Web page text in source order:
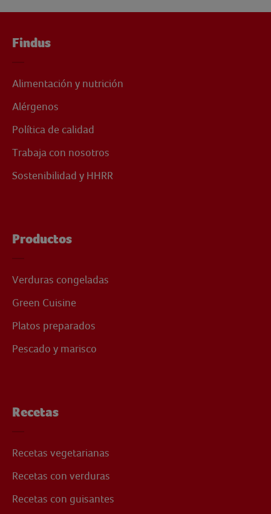
Findus
Alimentación y nutrición
Alérgenos
Política de calidad
Trabaja con nosotros
Sostenibilidad y HHRR
Productos
Verduras congeladas
Green Cuisine
Platos preparados
Pescado y marisco
Recetas
Recetas vegetarianas
Recetas con verduras
Recetas con guisantes